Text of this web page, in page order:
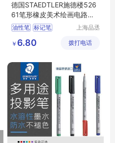
德国STAEDTLER施德楼526
61笔形橡皮美术绘画电路板
除锈擦墨水
油性笔 标记笔
上海品丞
公司
￥ 6.80 拨打电话